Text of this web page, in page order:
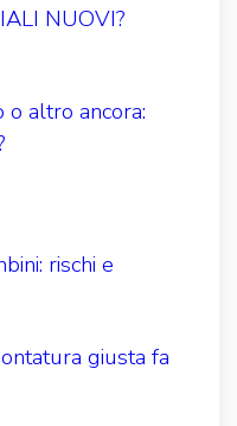
NUOVI?
o altro ancora:
rischi e
giusta fa